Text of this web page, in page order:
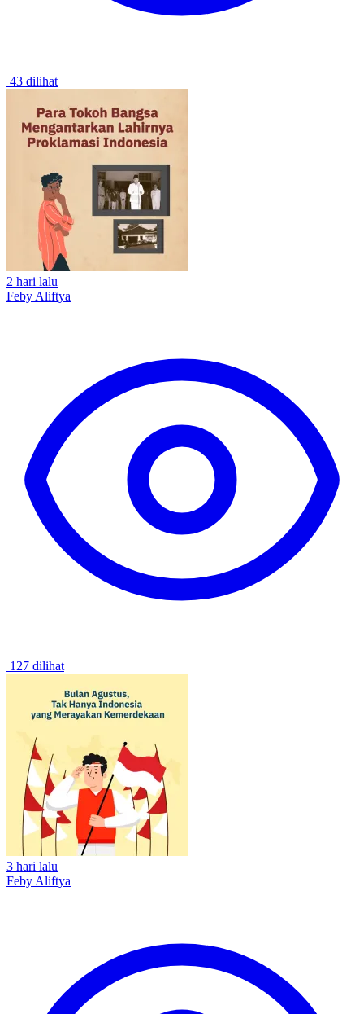
43 dilihat
2 hari lalu
Feby Aliftya
127 dilihat
3 hari lalu
Feby Aliftya